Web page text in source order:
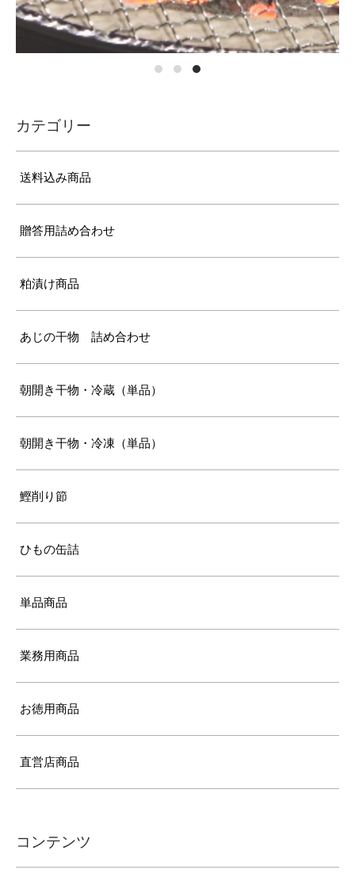
カテゴリー
送料込み商品
贈答用詰め合わせ
粕漬け商品
あじの干物 詰め合わせ
朝開き干物・冷蔵（単品）
朝開き干物・冷凍（単品）
鰹削り節
ひもの缶詰
単品商品
業務用商品
お徳用商品
直営店商品
コンテンツ